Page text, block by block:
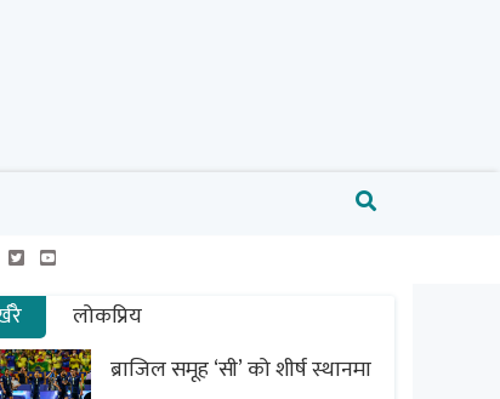
लोकप्रिय
ब्राजिल समूह ‘सी’ को शीर्ष स्थानमा